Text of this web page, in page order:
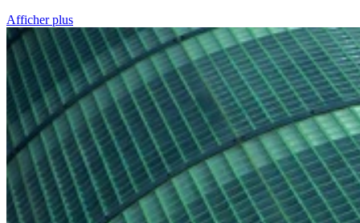
Afficher plus